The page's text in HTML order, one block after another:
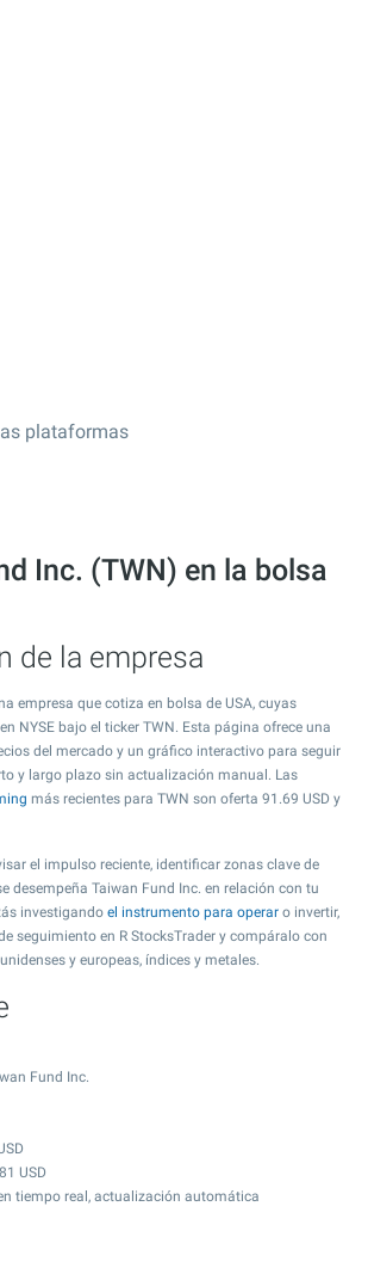
plataformas
Inc. (TWN) en la bolsa
de la empresa
empresa que cotiza en bolsa de USA, cuyas
en NYSE bajo el ticker TWN. Esta página ofrece una
del mercado y un gráfico interactivo para seguir
y largo plazo sin actualización manual. Las
más recientes para TWN son oferta 91.69 USD y
el impulso reciente, identificar zonas clave de
desempeña Taiwan Fund Inc. en relación con tu
investigando el instrumento para operar o invertir,
seguimiento en R StocksTrader y compáralo con
y europeas, índices y metales.
Fund Inc.
USD
tiempo real, actualización automática